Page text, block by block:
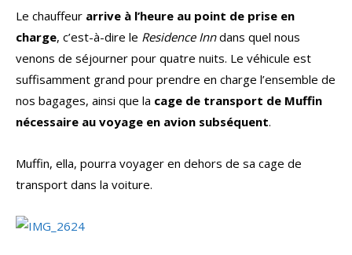
Le chauffeur arrive à l’heure au point de prise en
charge, c’est-à-dire le Residence Inndans quel nous
venons de séjourner pour quatre nuits. Le véhicule est
suffisamment grand pour prendre en charge l’ensemble de
nos bagages, ainsi que la cage de transport de Muffin
nécessaire au voyage en avion subséquent.
Muffin, ella, pourra voyager en dehors de sa cage de
transport dans la voiture.